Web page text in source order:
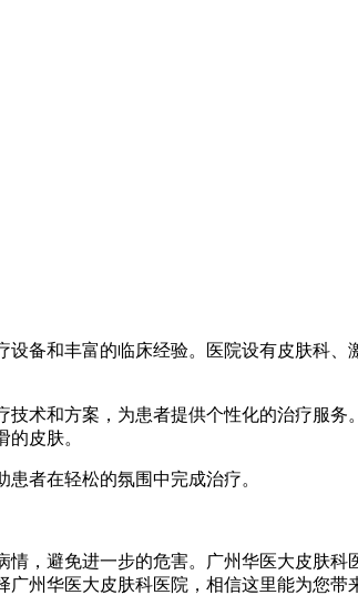
备和丰富的临床经验。医院设有皮肤科
术和方案，为患者提供个性化的治疗服
皮肤。
者在轻松的氛围中完成治疗。
，避免进一步的危害。广州华医大皮肤
州华医大皮肤科医院，相信这里能为您带